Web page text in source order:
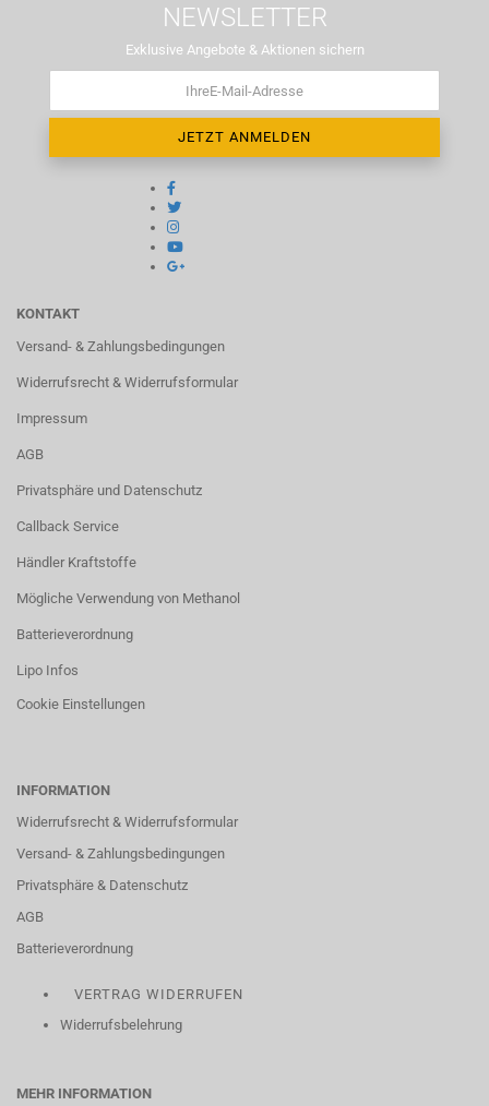
NEWSLETTER
Exklusive Angebote & Aktionen sichern
KONTAKT
Versand- & Zahlungsbedingungen
Widerrufsrecht & Widerrufsformular
Impressum
AGB
Privatsphäre und Datenschutz
Callback Service
Händler Kraftstoffe
Mögliche Verwendung von Methanol
Batterieverordnung
Lipo Infos
Cookie Einstellungen
INFORMATION
Widerrufsrecht & Widerrufsformular
Versand- & Zahlungsbedingungen
Privatsphäre & Datenschutz
AGB
Batterieverordnung
VERTRAG WIDERRUFEN
Widerrufsbelehrung
MEHR INFORMATION